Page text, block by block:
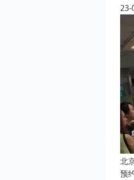
23-
北
预